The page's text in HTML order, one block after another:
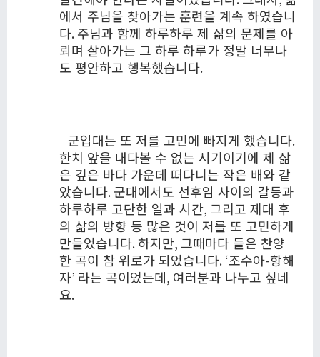
에서 주님을 찾아가는 훈련을 계속 하였습니
다.주님과 함께 하루하루 제 삶의 문제를 아
뢰며 살아가는 그 하루 하루가 정말 너무나
도 평안하고 행복했습니다.
군입대는 또 저를 고민에 빠지게 했습니다.
한치 앞을 내다볼 수 없는 시기이기에 제 삶
은 깊은 바다 가운데 떠다니는 작은 배와 같
았습니다.군대에서도 선후임 사이의 갈등과
하루하루 고단한 일과 시간, 그리고 제대 후
의 삶의 방향 등 많은 것이 저를 또 고민하게
만들었습니다.하지만, 그때마다 들은 찬양
한 곡이 참 위로가 되었습니다. ‘조수아-항해
자’ 라는 곡이었는데, 여러분과 나누고 싶네
요.